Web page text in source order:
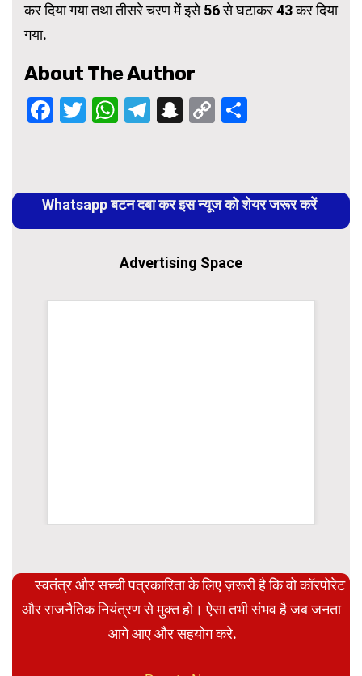
कर दिया गया तथा तीसरे चरण में इसे 56 से घटाकर 43 कर दिया
गया.
About The Author
Facebook
Twitter
WhatsApp
Telegram
Snapchat
Copy
Reading
Whatsapp बटन दबा कर इस न्यूज को शेयर जरूर करें
Advertising Space
स्वतंत्र और सच्ची पत्रकारिता के लिए ज़रूरी है कि वो कॉरपोरेट
और राजनैतिक नियंत्रण से मुक्त हो। ऐसा तभी संभव है जब जनता
आगे आए और सहयोग करे.